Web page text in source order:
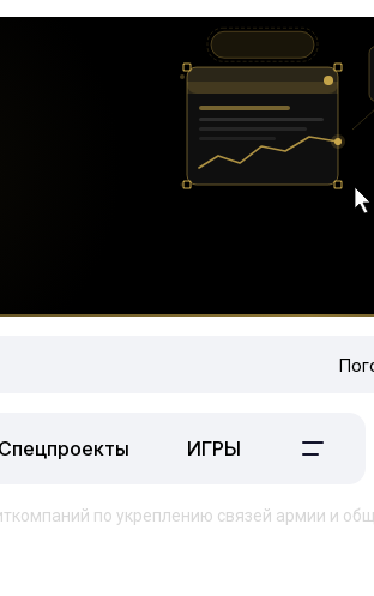
Спецпроекты ИГРЫ
по укреплению связей армии и